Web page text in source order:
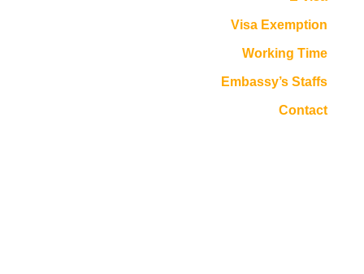
Visa Exemption
Working Time
Embassy’s Staffs
Contact